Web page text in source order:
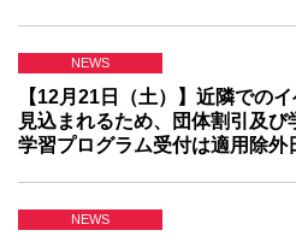
NEWS
【12月21日（土）】近隣での
見込まれるため、団体割引及
学習プログラム受付は適用除外
NEWS